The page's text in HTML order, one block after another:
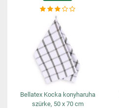
Bellatex Kocka konyharuha
szürke, 50 x 70 cm